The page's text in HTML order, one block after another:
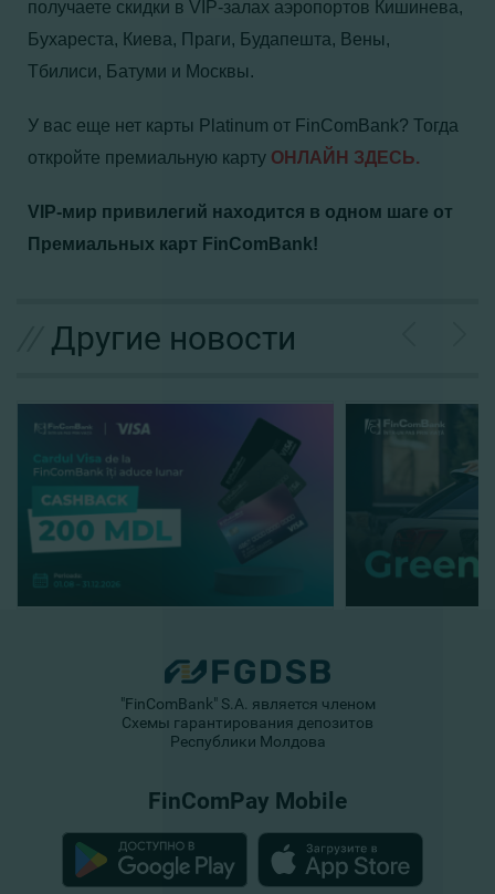
получаете скидки в VIP-залах аэропортов Кишинева,
Бухареста, Киева, Праги, Будапешта, Вены,
Тбилиси, Батуми и Москвы.
У вас еще нет карты Platinum от FinComBank? Тогда
откройте премиальную карту ОНЛАЙН ЗДЕСЬ.
VIP-мир привилегий находится в одном шаге от
Премиальных карт FinComBank!
Другие новости
"FinComBank" S.A. является членом
Схемы гарантирования депозитов
Республики Молдова
FinComPay Mobile